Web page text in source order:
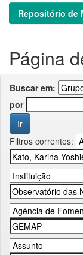
Repositório de
Página
Buscar em:
por
Filtros correntes: